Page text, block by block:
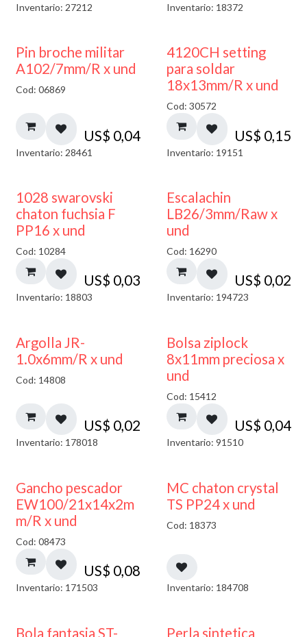
Inventario: 27212 Inventario: 18372
Pin broche militar
A102/7mm/R x und
Cod: 06869
US$ 0,04
Inventario: 28461
4120CH setting
para soldar
18x13mm/R x und
Cod: 30572
US$ 0,15
Inventario: 19151
1028 swarovski
chaton fuchsia F
PP16 x und
Cod: 10284
US$ 0,03
Inventario: 18803
Escalachin
LB26/3mm/Raw x
und
Cod: 16290
US$ 0,02
Inventario: 194723
Argolla JR-
1.0x6mm/R x und
Cod: 14808
US$ 0,02
Inventario: 178018
¡NUEVO!
Bolsa ziplock
8x11mm preciosa x
und
Cod: 15412
US$ 0,04
Inventario: 91510
Gancho pescador
EW100/21x14x2m
m/R x und
Cod: 08473
US$ 0,08
Inventario: 171503
MC chaton crystal
TS PP24 x und
Cod: 18373
Inventario: 184708
Bola fantasia ST- Perla sintetica